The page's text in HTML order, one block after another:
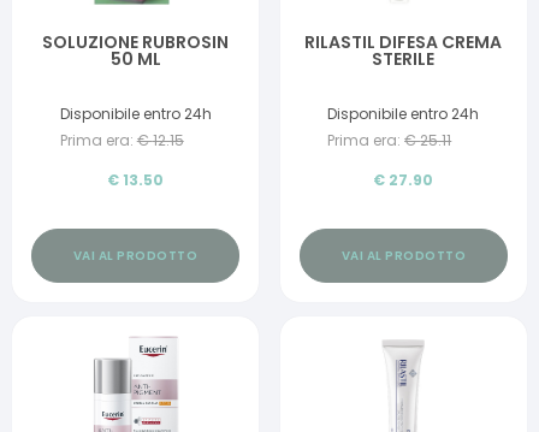
SOLUZIONE RUBROSIN
50 ML
Disponibile entro 24h
Prima era: €12.15
€ 13.50
VAI AL PRODOTTO
RILASTIL DIFESA CREMA
STERILE
Disponibile entro 24h
Prima era: €25.11
€ 27.90
VAI AL PRODOTTO